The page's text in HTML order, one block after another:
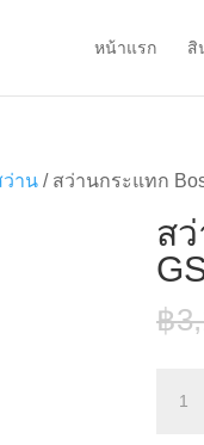
หน้าแรก สิ
ว่าน / สว่านกระแทก
ส
฿